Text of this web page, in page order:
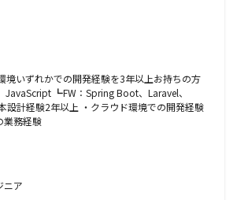
境いずれかでの開発経験を3年以上お持ちの方
JavaScript ┗FW：Spring Boot、Laravel、
設計経験2年以上 ・クラウド環境での開発経験
業務経験
ニア